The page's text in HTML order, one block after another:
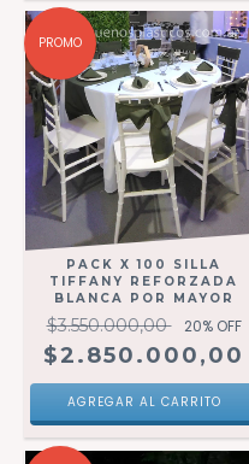
PROMO
PACK X 100 SILLA
TIFFANY REFORZADA
BLANCA POR MAYOR
$3.550.000,00 20% OFF
$2.850.000,00